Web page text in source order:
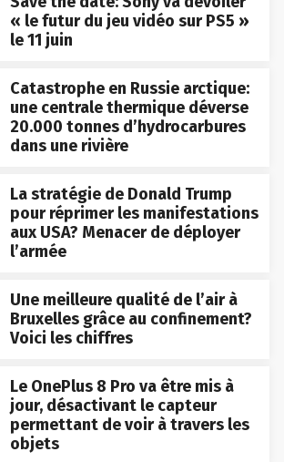
« le futur du jeu vidéo sur PS5 »
le 11 juin
Catastrophe en Russie arctique:
une centrale thermique déverse
20.000 tonnes d’hydrocarbures
dans une rivière
La stratégie de Donald Trump
pour réprimer les manifestations
aux USA? Menacer de déployer
l’armée
Une meilleure qualité de l’air à
Bruxelles grâce au confinement?
Voici les chiffres
Le OnePlus 8 Pro va être mis à
jour, désactivant le capteur
permettant de voir à travers les
objets